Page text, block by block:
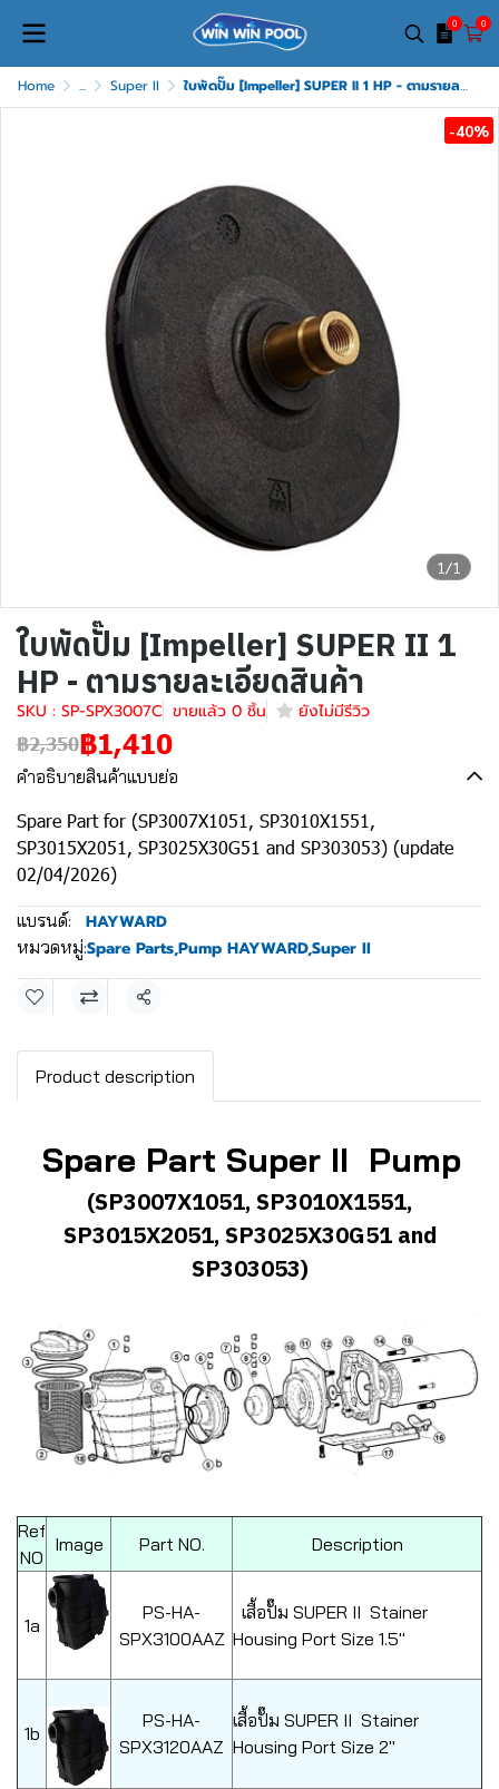
0 0
Home ... Super II ใบพัดปั๊ม [Impeller] SUPER II 1 HP - ตามรายละเอียดสินค้า
1/1
-40%
ใบพัดปั๊ม [Impeller] SUPER II 1
HP - ตามรายละเอียดสินค้า
SKU : SP-SPX3007C ขายแล้ว 0 ชิ้น ยังไม่มีรีวิว
฿2,350฿1,410
คำอธิบายสินค้าแบบย่อ
Spare Part for (SP3007X1051, SP3010X1551,
SP3015X2051, SP3025X30G51 and SP303053) (update
02/04/2026)
แบรนด์: HAYWARD
หมวดหมู่:Spare Parts,Pump HAYWARD,Super II
แชร์
Product description
Spare Part Super II Pump
(SP3007X1051, SP3010X1551,
SP3015X2051, SP3025X30G51 and
SP303053)
Ref
NO
Image Part NO. Description
1a
PS-HA-
SPX3100AAZ
เสื้อปั๊ม SUPER II Stainer
Housing Port Size 1.5"
1b
PS-HA-
SPX3120AAZ
เสื้อปั๊ม SUPER II Stainer
Housing Port Size 2"